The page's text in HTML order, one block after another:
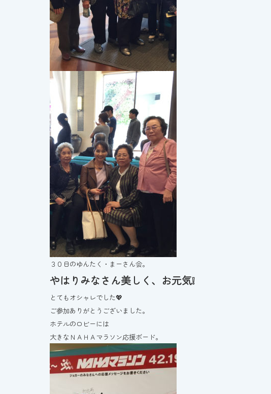
３０日のゆんたく・まーさん会。
やはりみなさん美しく、お元気❕
とてもオシャレでした💖
ご参加ありがとうございました。
ホテルのロビーには
大きなＮＡＨＡマラソン応援ボード。